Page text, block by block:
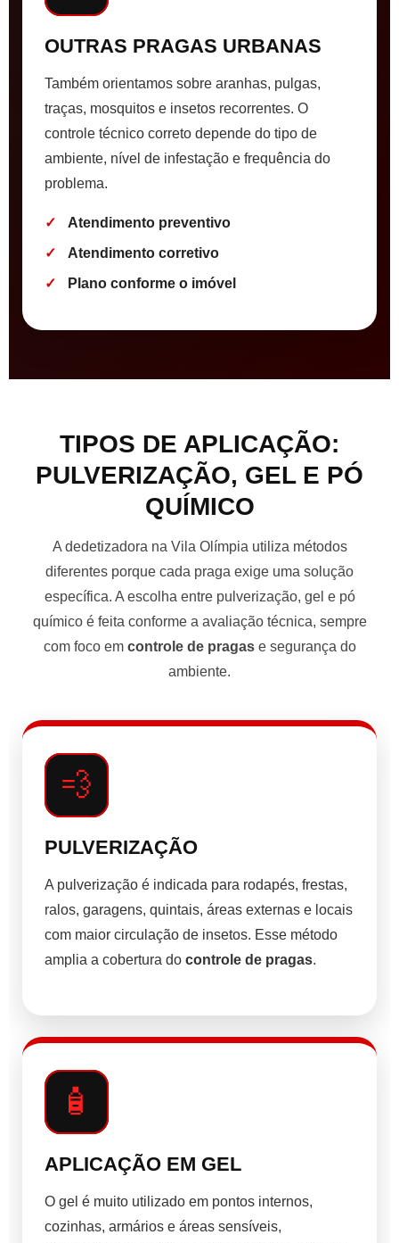
OUTRAS PRAGAS URBANAS
Também orientamos sobre aranhas, pulgas,
traças, mosquitos e insetos recorrentes. O
controle técnico correto depende do tipo de
ambiente, nível de infestação e frequência do
problema.
Atendimento preventivo
Atendimento corretivo
Plano conforme o imóvel
TIPOS DE APLICAÇÃO:
PULVERIZAÇÃO, GEL E PÓ
QUÍMICO
A dedetizadora na Vila Olímpia utiliza métodos
diferentes porque cada praga exige uma solução
específica. A escolha entre pulverização, gel e pó
químico é feita conforme a avaliação técnica, sempre
com foco em controle de pragase segurança do
ambiente.
💨
PULVERIZAÇÃO
A pulverização é indicada para rodapés, frestas,
ralos, garagens, quintais, áreas externas e locais
com maior circulação de insetos. Esse método
amplia a cobertura do controle de pragas.
🧴
APLICAÇÃO EM GEL
O gel é muito utilizado em pontos internos,
cozinhas, armários e áreas sensíveis,